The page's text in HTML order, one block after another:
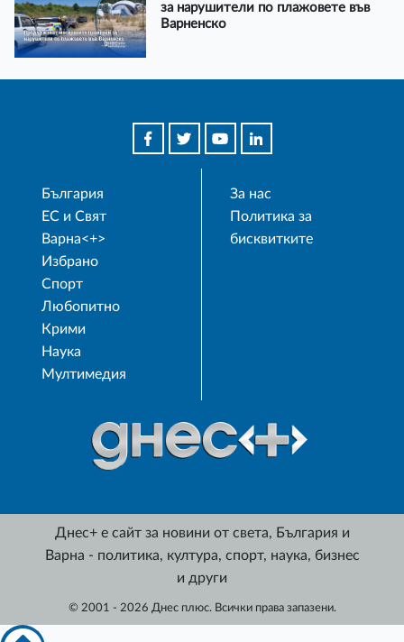
за нарушители по плажовете във
Варненско
България
ЕС и Свят
Варна<+>
Избрано
Спорт
Любопитно
Крими
Наука
Мултимедия
За нас
Политика за
бисквитките
Днес+ е сайт за новини от света, България и
Варна - политика, култура, спорт, наука, бизнес
и други
© 2001 - 2026 Днес плюс. Всички права запазени.